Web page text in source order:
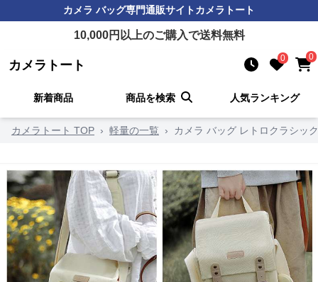
カメラ バッグ専門通販サイトカメラトート
10,000円以上のご購入で送料無料
カメラトート 0 0
新着商品 商品を検索 人気ランキング
カメラトート TOP › 軽量の一覧 › カメラ バッグ レトロクラシッ